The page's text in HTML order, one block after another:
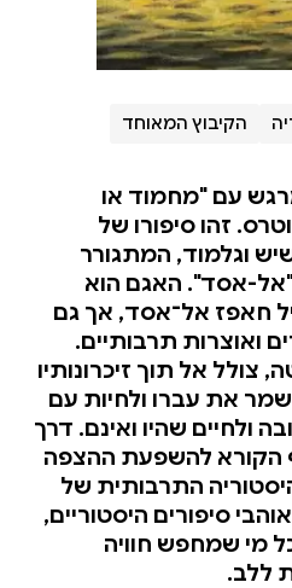
הקיבוץ המאוחד
עם "מחמוד או
זהו סיפורו של
וגלמוד, המתגורר
אסד". האגם הוא
חאפז אל־אסד, אך גם
ואוצרות תרבותיים.
צולל אל תוך זיכרונותיו
את עברו ולחיות עם
ולחיים שהיו ואינם. דרך
הקורא להשפעת ההצפה
התרבותית של
סיפורים היסטוריים,
מי שמחפש חוויה
ללב.